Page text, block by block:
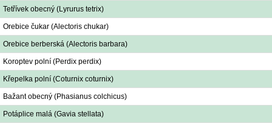
Tetřívek obecný (Lyrurus tetrix)
Orebice čukar (Alectoris chukar)
Orebice berberská (Alectoris barbara)
Koroptev polní (Perdix perdix)
Křepelka polní (Coturnix coturnix)
Bažant obecný (Phasianus colchicus)
Potáplice malá (Gavia stellata)